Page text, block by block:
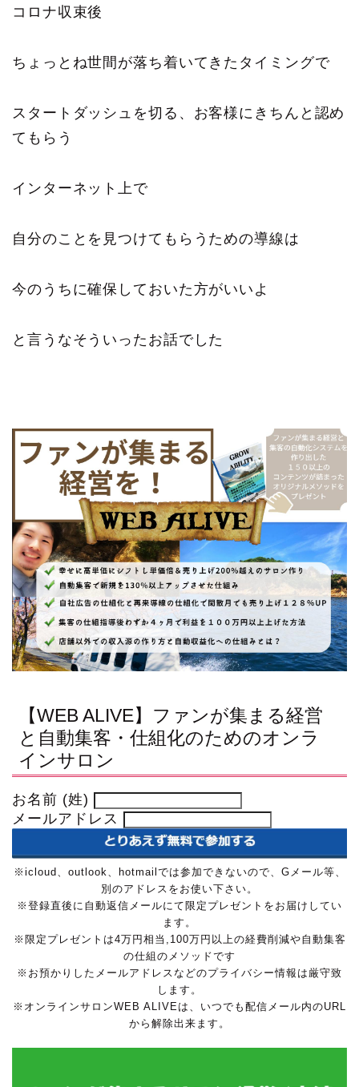
コロナ収束後
ちょっとね世間が落ち着いてきたタイミングで
スタートダッシュを切る、お客様にきちんと認め
てもらう
インターネット上で
自分のことを見つけてもらうための導線は
今のうちに確保しておいた方がいいよ
と言うなそういったお話でした
【WEB ALIVE】ファンが集まる経営
と自動集客・仕組化のためのオンラ
インサロン
お名前 (姓)
メールアドレス
※icloud、outlook、hotmailでは参加できないので、Gメール等、
別のアドレスをお使い下さい。
※登録直後に自動返信メールにて限定プレゼントをお届けしてい
ます。
※限定プレゼントは4万円相当,100万円以上の経費削減や自動集客
の仕組のメソッドです
※お預かりしたメールアドレスなどのプライバシー情報は厳守致
します。
※オンラインサロンWEB ALIVEは、いつでも配信メール内のURL
から解除出来ます。